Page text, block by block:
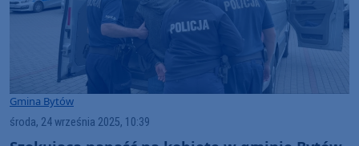
Gmina Bytów
środa, 24 września 2025, 10:39